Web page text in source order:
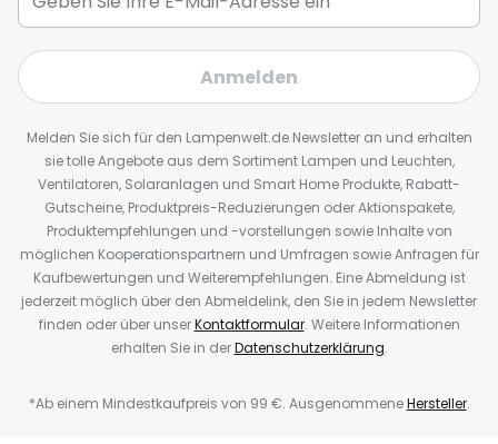
Anmelden
Melden Sie sich für den Lampenwelt.de Newsletter an und erhalten
sie tolle Angebote aus dem Sortiment Lampen und Leuchten,
Ventilatoren, Solaranlagen und Smart Home Produkte, Rabatt-
Gutscheine, Produktpreis-Reduzierungen oder Aktionspakete,
Produktempfehlungen und -vorstellungen sowie Inhalte von
möglichen Kooperationspartnern und Umfragen sowie Anfragen für
Kaufbewertungen und Weiterempfehlungen. Eine Abmeldung ist
jederzeit möglich über den Abmeldelink, den Sie in jedem Newsletter
finden oder über unserKontaktformular. Weitere Informationen
erhalten Sie in derDatenschutzerklärung.
*Ab einem Mindestkaufpreis von 99 €. AusgenommeneHersteller.